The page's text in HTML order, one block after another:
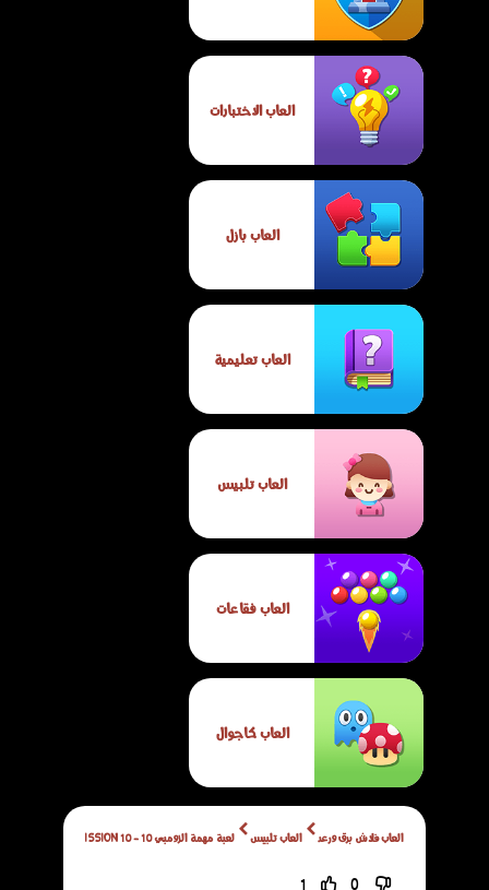
العاب الاختبارات
العاب بازل
العاب تعليمية
العاب تلبيس
العاب فقاعات
العاب كاجوال
العاب فلاش برق ورعد العاب تلبيس لعبة مهمة الزومبي 10 - ZOMBIE MISSION 10
0
1